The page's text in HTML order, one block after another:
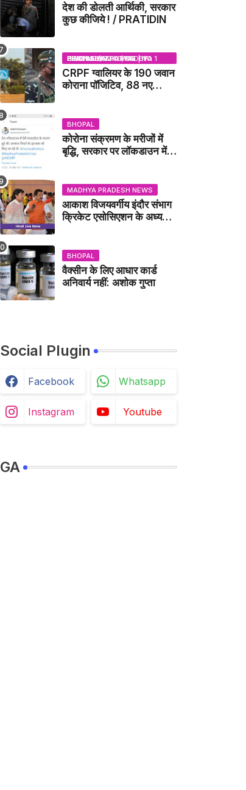
देश की डोलती आर्थिकी, सरकार
कुछ कीजिये ! / PRATIDIN
BHOPAL SAMACHAR | NO 1 HINDI NEWS PORTAL OF CENTRAL INDIA (MADHYA PRADESH)
CRPF ग्वालियर के 190 जवान
कोराना पॉजिटिव, 88 नए
BHOPAL
कोरोना संक्रमण के मरीजों में
बृद्धि, सरकार पर लॉकडाउन में
MADHYA PRADESH NEWS
आकाश विजयवर्गीय इंदौर संभाग
क्रिकेट एसोसिएशन के अध्यक्ष
BHOPAL
वैक्सीन के लिए आधार कार्ड
अनिवार्य नहीं: अशोक गुप्ता
Social Plugin
Facebook Whatsapp
Instagram Youtube
GA